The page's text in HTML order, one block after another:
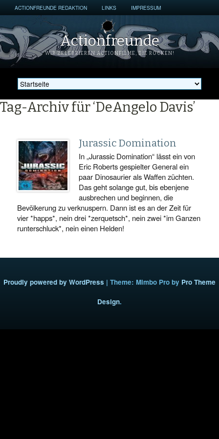
ACTIONFREUNDE REDAKTION LINKS IMPRESSUM
Actionfreunde
WIR ZELEBRIEREN ACTIONFILME, DIE ROCKEN!
Tag-Archiv für ‘DeAngelo Davis’
Jurassic Domination
In „Jurassic Domination“ lässt ein von
Eric Roberts gespielter General ein
paar Dinosaurier als Waffen züchten.
Das geht solange gut, bis ebenjene
ausbrechen und beginnen, die
Bevölkerung zu verknuspern. Dann ist es an der Zeit für
vier *happs*, nein drei *zerquetsch*, nein zwei *im Ganzen
runterschluck*, nein einen Helden!
Proudly powered by WordPress | Theme: Mimbo Pro by Pro Theme
Design.